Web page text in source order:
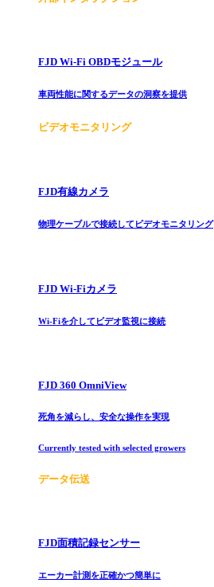
FJD Wi-Fi OBDモジュール
車両性能に関するデータの洞察を提供
ビデオモニタリング
FJD有線カメラ
物理ケーブルで接続してビデオモニタリング
FJD Wi-Fiカメラ
Wi-Fiを介してビデオ監視に接続
FJD 360 OmniView
死角を減らし、安全な操作を実現
Currently tested with selected growers
データ伝送
FJD面積記録センサー
エーカー計測を正確かつ簡単に